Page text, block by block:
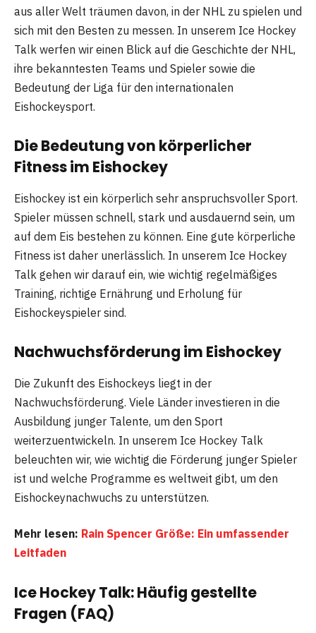
aus aller Welt träumen davon, in der NHL zu spielen und
sich mit den Besten zu messen. In unserem Ice Hockey
Talk werfen wir einen Blick auf die Geschichte der NHL,
ihre bekanntesten Teams und Spieler sowie die
Bedeutung der Liga für den internationalen
Eishockeysport.
Die Bedeutung von körperlicher
Fitness im Eishockey
Eishockey ist ein körperlich sehr anspruchsvoller Sport.
Spieler müssen schnell, stark und ausdauernd sein, um
auf dem Eis bestehen zu können. Eine gute körperliche
Fitness ist daher unerlässlich. In unserem Ice Hockey
Talk gehen wir darauf ein, wie wichtig regelmäßiges
Training, richtige Ernährung und Erholung für
Eishockeyspieler sind.
Nachwuchsförderung im Eishockey
Die Zukunft des Eishockeys liegt in der
Nachwuchsförderung. Viele Länder investieren in die
Ausbildung junger Talente, um den Sport
weiterzuentwickeln. In unserem Ice Hockey Talk
beleuchten wir, wie wichtig die Förderung junger Spieler
ist und welche Programme es weltweit gibt, um den
Eishockeynachwuchs zu unterstützen.
Mehr lesen: Rain Spencer Größe: Ein umfassender
Leitfaden
Ice Hockey Talk: Häufig gestellte
Fragen (FAQ)